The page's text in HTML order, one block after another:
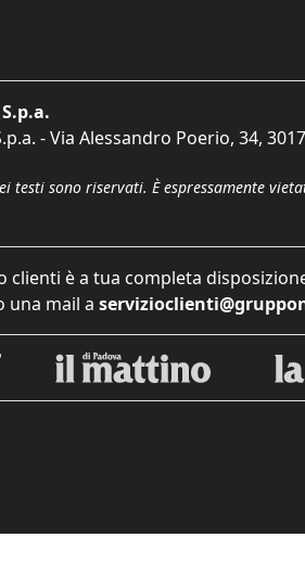
- Via Alessandro Poerio, 34,
testi sono riservati. È espressamente
clienti è a tua completa
una mail a